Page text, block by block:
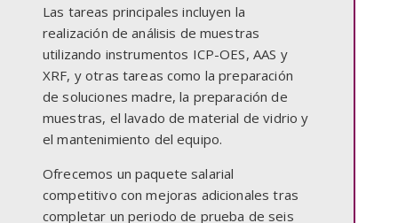
Las tareas principales incluyen la
realización de análisis de muestras
utilizando instrumentos ICP-OES, AAS y
XRF, y otras tareas como la preparación
de soluciones madre, la preparación de
muestras, el lavado de material de vidrio y
el mantenimiento del equipo.
Ofrecemos un paquete salarial
competitivo con mejoras adicionales tras
completar un periodo de prueba de seis